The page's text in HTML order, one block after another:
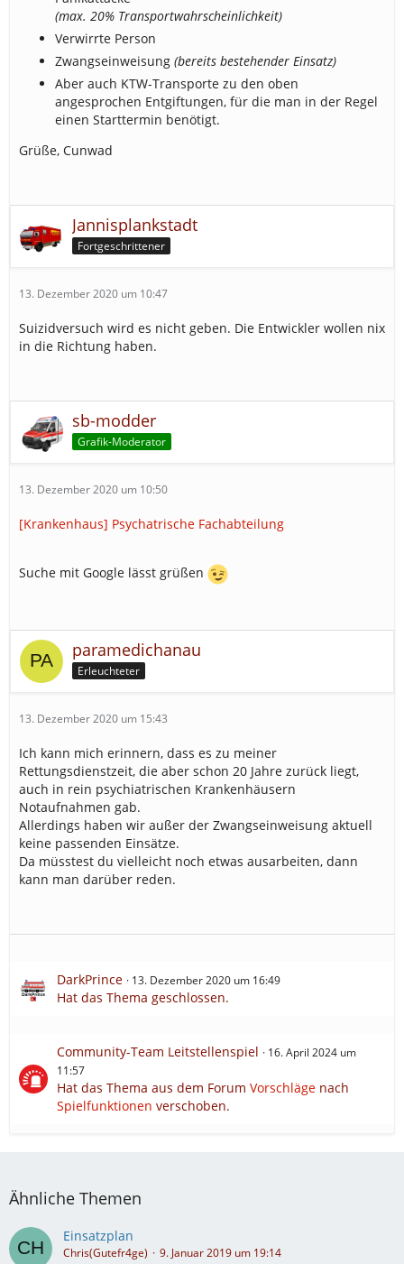
(max. 20% Transportwahrscheinlichkeit)
Verwirrte Person
Zwangseinweisung (bereits bestehender Einsatz)
Aber auch KTW-Transporte zu den oben
angesprochen Entgiftungen, für die man in der Regel
einen Starttermin benötigt.
Grüße, Cunwad
Jannisplankstadt
Fortgeschrittener
13. Dezember 2020 um 10:47
Suizidversuch wird es nicht geben. Die Entwickler wollen nix
in die Richtung haben.
sb-modder
Grafik-Moderator
13. Dezember 2020 um 10:50
[Krankenhaus] Psychatrische Fachabteilung
Suche mit Google lässt grüßen
paramedichanau
Erleuchteter
13. Dezember 2020 um 15:43
Ich kann mich erinnern, dass es zu meiner
Rettungsdienstzeit, die aber schon 20 Jahre zurück liegt,
auch in rein psychiatrischen Krankenhäusern
Notaufnahmen gab.
Allerdings haben wir außer der Zwangseinweisung aktuell
keine passenden Einsätze.
Da müsstest du vielleicht noch etwas ausarbeiten, dann
kann man darüber reden.
DarkPrince 13. Dezember 2020 um 16:49
Hat das Thema geschlossen.
Community-Team Leitstellenspiel
16. April 2024 um
11:57
Hat das Thema aus dem Forum Vorschläge nach
Spielfunktionen verschoben.
Ähnliche Themen
Einsatzplan
Chris(Gutefr4ge)
9. Januar 2019 um 19:14